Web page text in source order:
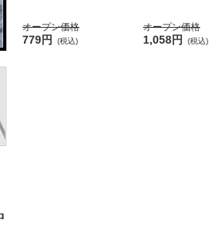
オープン価格
779円 (税込)
オープン価格
1,058円 (税込)